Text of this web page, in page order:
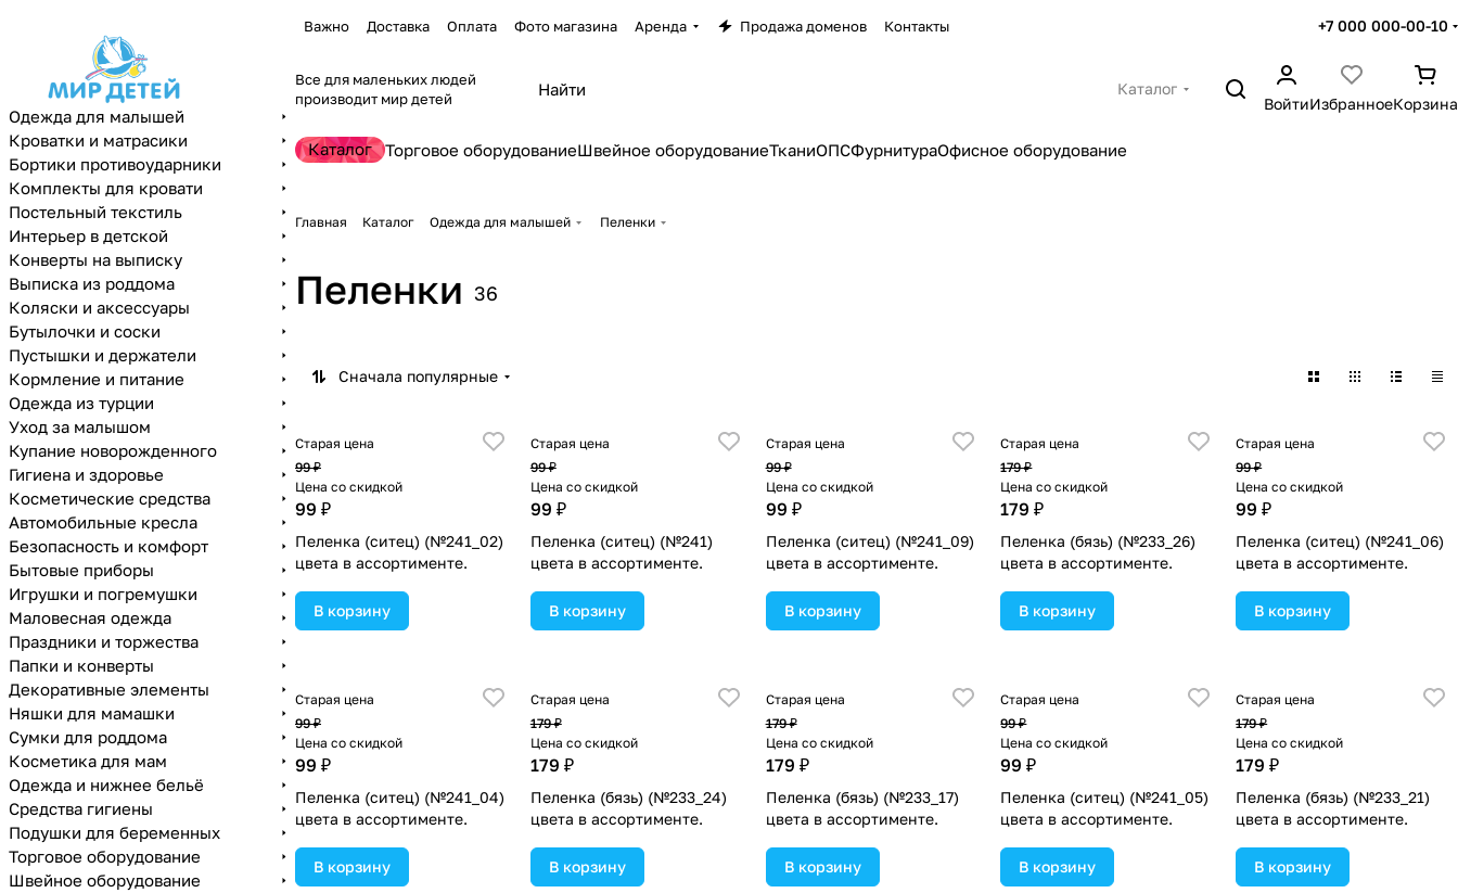
Важно Доставка Оплата Фото магазина Аренда Продажа доменов Контакты +7 000 000-00-10
Все для маленьких людей
производит мир детей
Каталог
ВойтиИзбранноеКорзина
Каталог Торговое оборудованиеШвейное оборудованиеТканиОПСФурнитураОфисное оборудование
Главная Каталог Одежда для малышей Пеленки
Пеленки 36
Сначала популярные
Старая цена
99 ₽
Цена со скидкой
99 ₽
Пеленка (ситец) (№241_02)
цвета в ассортименте.
В корзину
Старая цена
99 ₽
Цена со скидкой
99 ₽
Пеленка (ситец) (№241)
цвета в ассортименте.
В корзину
Старая цена
99 ₽
Цена со скидкой
99 ₽
Пеленка (ситец) (№241_09)
цвета в ассортименте.
В корзину
Старая цена
179 ₽
Цена со скидкой
179 ₽
Пеленка (бязь) (№233_26)
цвета в ассортименте.
В корзину
Старая цена
99 ₽
Цена со скидкой
99 ₽
Пеленка (ситец) (№241_06)
цвета в ассортименте.
В корзину
Старая цена
99 ₽
Цена со скидкой
99 ₽
Пеленка (ситец) (№241_04)
цвета в ассортименте.
В корзину
Старая цена
179 ₽
Цена со скидкой
179 ₽
Пеленка (бязь) (№233_24)
цвета в ассортименте.
В корзину
Старая цена
179 ₽
Цена со скидкой
179 ₽
Пеленка (бязь) (№233_17)
цвета в ассортименте.
В корзину
Старая цена
99 ₽
Цена со скидкой
99 ₽
Пеленка (ситец) (№241_05)
цвета в ассортименте.
В корзину
Старая цена
179 ₽
Цена со скидкой
179 ₽
Пеленка (бязь) (№233_21)
цвета в ассортименте.
В корзину
Одежда для малышей
Кроватки и матрасики
Бортики противоударники
Комплекты для кровати
Постельный текстиль
Интерьер в детской
Конверты на выписку
Выписка из роддома
Коляски и аксессуары
Бутылочки и соски
Пустышки и держатели
Кормление и питание
Одежда из турции
Уход за малышом
Купание новорожденного
Гигиена и здоровье
Косметические средства
Автомобильные кресла
Безопасность и комфорт
Бытовые приборы
Игрушки и погремушки
Маловесная одежда
Праздники и торжества
Папки и конверты
Декоративные элементы
Няшки для мамашки
Сумки для роддома
Косметика для мам
Одежда и нижнее бельё
Средства гигиены
Подушки для беременных
Торговое оборудование
Швейное оборудование